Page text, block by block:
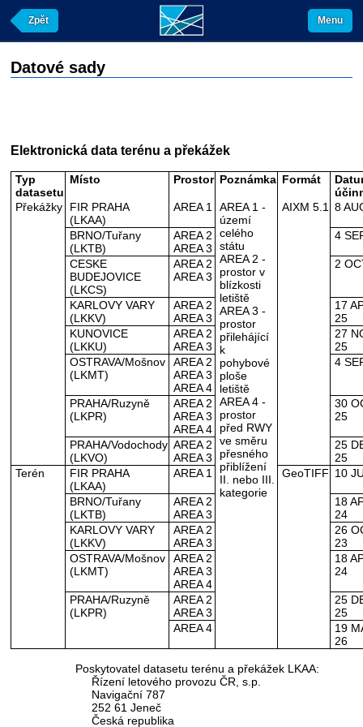
Zpět Menu
Datové sady
Elektronická data terénu a překážek
Typ
datasetu
Místo Prostor Poznámka Formát
Překážky
FIR PRAHA
(LKAA)
AREA 1 AREA 1 -
území
celého
státu
AREA 2 -
prostor v
blízkosti
letiště
AREA 3 -
prostor
přilehájící
k
pohybové
ploše
letiště
AREA 4 -
prostor
před RWY
ve směru
přesného
přiblížení
II. nebo III.
kategorie
AIXM 5.1 8
BRNO/Tuřany
(LKTB)
AREA 2
AREA 3
4
CESKE
BUDEJOVICE
(LKCS)
AREA 2
AREA 3
2
KARLOVY VARY
(LKKV)
AREA 2
AREA 3
17
25
KUNOVICE
(LKKU)
AREA 2
AREA 3
27
25
OSTRAVA/Mošnov
(LKMT)
AREA 2
AREA 3
AREA 4
4
PRAHA/Ruzyně
(LKPR)
AREA 2
AREA 3
AREA 4
30
25
PRAHA/Vodochody
(LKVO)
AREA 2
AREA 3
25
25
Terén
FIR PRAHA
(LKAA)
AREA 1 GeoTIFF 10
BRNO/Tuřany
(LKTB)
AREA 2
AREA 3
18
24
KARLOVY VARY
(LKKV)
AREA 2
AREA 3
26
23
OSTRAVA/Mošnov
(LKMT)
AREA 2
AREA 3
AREA 4
18
24
PRAHA/Ruzyně
(LKPR)
AREA 2
AREA 3
25
25
AREA 4
19
26
Poskytovatel datasetu terénu a překážek LKAA:
Řízení letového provozu ČR, s.p.
Navigační 787
252 61 Jeneč
Česká republika